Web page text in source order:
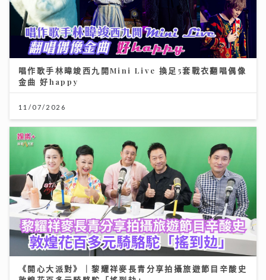
唱作歌手林暐竣西九開Mini Live 換足5套戰衣翻唱偶像
金曲 好happy
11/07/2026
《開心大派對》｜黎耀祥麥長青分享拍攝旅遊節目辛酸史